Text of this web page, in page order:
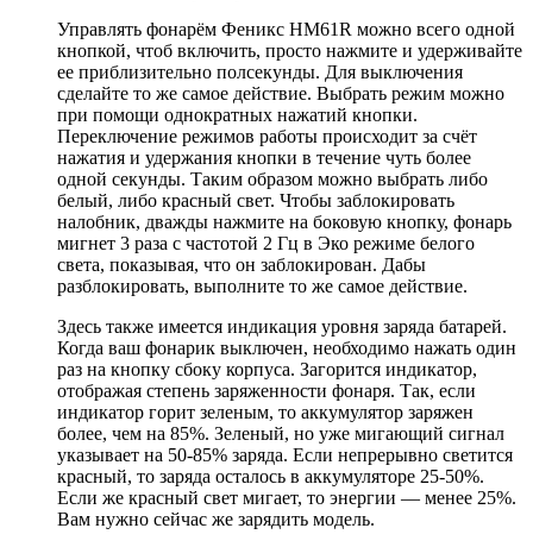
Управлять фонарём Феникс HM61R можно всего одной
кнопкой, чтоб включить, просто нажмите и удерживайте
ее приблизительно полсекунды. Для выключения
сделайте то же самое действие. Выбрать режим можно
при помощи однократных нажатий кнопки.
Переключение режимов работы происходит за счёт
нажатия и удержания кнопки в течение чуть более
одной секунды. Таким образом можно выбрать либо
белый, либо красный свет. Чтобы заблокировать
налобник, дважды нажмите на боковую кнопку, фонарь
мигнет 3 раза с частотой 2 Гц в Эко режиме белого
света, показывая, что он заблокирован. Дабы
разблокировать, выполните то же самое действие.
Здесь также имеется индикация уровня заряда батарей.
Когда ваш фонарик выключен, необходимо нажать один
раз на кнопку сбоку корпуса. Загорится индикатор,
отображая степень заряженности фонаря. Так, если
индикатор горит зеленым, то аккумулятор заряжен
более, чем на 85%. Зеленый, но уже мигающий сигнал
указывает на 50-85% заряда. Если непрерывно светится
красный, то заряда осталось в аккумуляторе 25-50%.
Если же красный свет мигает, то энергии — менее 25%.
Вам нужно сейчас же зарядить модель.